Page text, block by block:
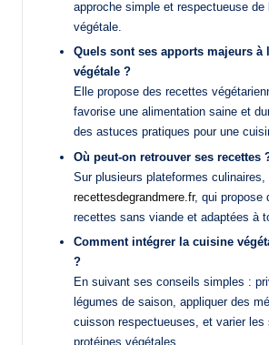
approche simple et respectueuse de
végétale.
Quels sont ses apports majeurs à
végétale ?
Elle propose des recettes
favorise une alimentation saine et
des astuces pratiques pour une
Où peut-on retrouver ses recettes
Sur plusieurs plateformes culinaires,
recettesdegrandmere.fr, qui propose
recettes sans viande et adaptées à
Comment intégrer la cuisine
?
En suivant ses conseils simples :
légumes de saison, appliquer des
cuisson respectueuses, et varier les
protéines végétales.